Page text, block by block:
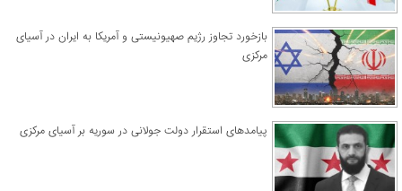
​بازخورد تجاوز رژیم صهیونیستی و آمریکا به ایران در آسیای
مرکزی
پیامدهای استقرار دولت جولانی در سوریه بر آسیای مرکزی